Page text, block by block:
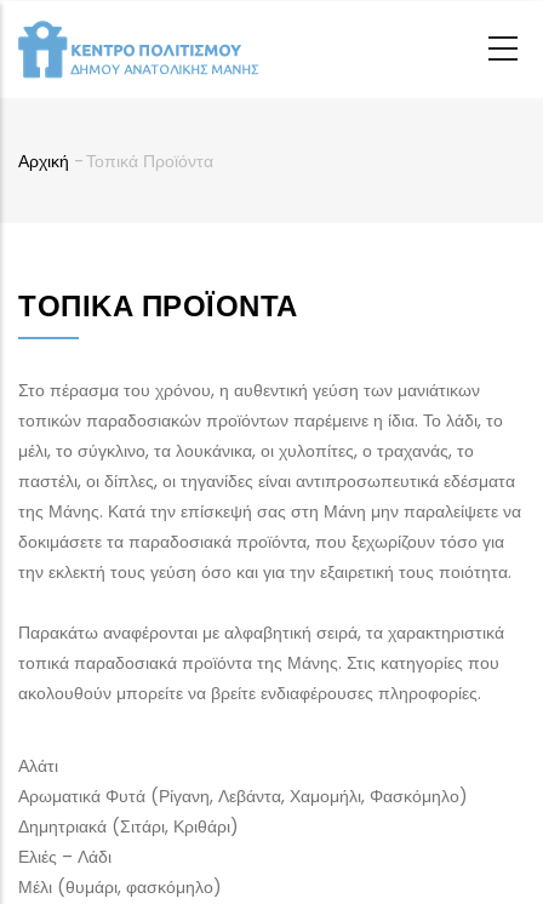
Παράκαμψη
προς
Breadcrumb
Αρχική -Τοπικά Προϊόντα
ΤΟΠΙΚΆ ΠΡΟΪΌΝΤΑ
Στο πέρασμα του χρόνου, η αυθεντική γεύση των μανιάτικων
τοπικών παραδοσιακών προϊόντων παρέμεινε η ίδια. Το λάδι, το
μέλι, το σύγκλινο, τα λουκάνικα, οι χυλοπίτες, ο τραχανάς, το
παστέλι, οι δίπλες, οι τηγανίδες είναι αντιπροσωπευτικά εδέσματα
της Μάνης. Κατά την επίσκεψή σας στη Μάνη μην παραλείψετε να
δοκιμάσετε τα παραδοσιακά προϊόντα, που ξεχωρίζουν τόσο για
την εκλεκτή τους γεύση όσο και για την εξαιρετική τους ποιότητα.
Παρακάτω αναφέρονται με αλφαβητική σειρά, τα χαρακτηριστικά
τοπικά παραδοσιακά προϊόντα της Μάνης. Στις κατηγορίες που
ακολουθούν μπορείτε να βρείτε ενδιαφέρουσες πληροφορίες.
Αλάτι
Αρωματικά Φυτά (Ρίγανη, Λεβάντα, Χαμομήλι, Φασκόμηλο)
Δημητριακά (Σιτάρι, Κριθάρι)
Ελιές – Λάδι
Μέλι (θυμάρι, φασκόμηλο)